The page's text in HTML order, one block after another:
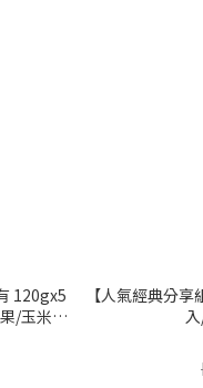
120gx5
/玉米濃
【人氣經典分